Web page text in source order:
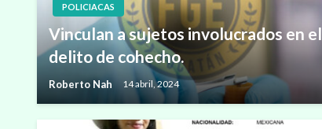
POLICIACAS
Vinculan a sujetos involucrados en el
delito de cohecho.
Roberto Nah 14 abril, 2024